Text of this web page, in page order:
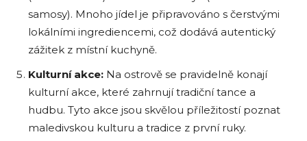
samosy). Mnoho jídel je připravováno s čerstvými
lokálními ingrediencemi, což dodává autentický
zážitek z místní kuchyně.
Kulturní akce: Na ostrově se pravidelně konají
kulturní akce, které zahrnují tradiční tance a
hudbu. Tyto akce jsou skvělou příležitostí poznat
maledivskou kulturu a tradice z první ruky.